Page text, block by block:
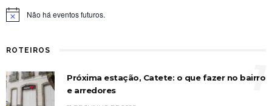
Notice Não há eventos futuros.
ROTEIROS
Próxima estação, Catete: o que fazer no bairro
e arredores
1